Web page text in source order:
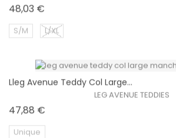
EXCLUSIVITÉ WEB !
48,03 €
S/M L/XL
Lleg Avenue Teddy Col Large...
LEG AVENUE TEDDIES
47,88 €
Unique